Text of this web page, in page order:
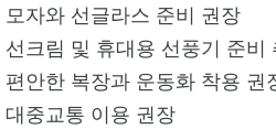
모자와 선글라스 준비 권장
선크림 및 휴대용 선풍기 준비
편안한 복장과 운동화 착용 권
대중교통 이용 권장